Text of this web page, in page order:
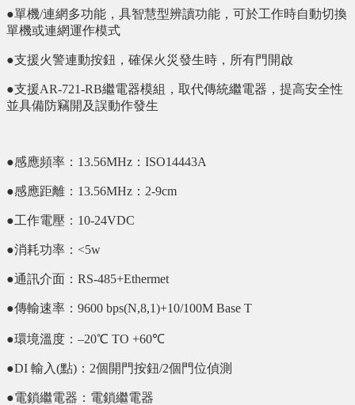
●單機/連網多功能，具智慧型辨讀功能，可於工作時自動切換
單機或連網運作模式
●支援火警連動按鈕，確保火災發生時，所有門開啟
●支援AR-721-RB繼電器模組，取代傳統繼電器，提高安全性
並具備防竊開及誤動作發生
●感應頻率：13.56MHz：ISO14443A
●感應距離：13.56MHz：2-9cm
●工作電壓：10-24VDC
●消耗功率：<5w
●通訊介面：RS-485+Ethermet
●傳輸速率：9600 bps(N,8,1)+10/100M Base T
●環境溫度：–20℃ TO +60℃
●DI 輸入(點)：2個開門按鈕/2個門位偵測
●電鎖繼電器：電鎖繼電器